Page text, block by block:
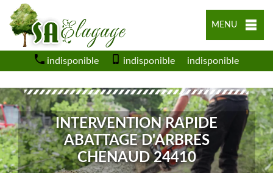
MENU
indisponible indisponible indisponible
INTERVENTION RAPIDE
ABATTAGE D'ARBRES
CHENAUD 24410